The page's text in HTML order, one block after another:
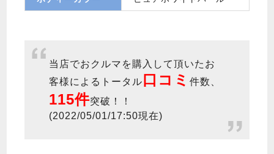
当店でおクルマを購入して頂いたお
客様によるトータル口コミ 件数、
115件突破！！
(2022/05/01/17:50現在)